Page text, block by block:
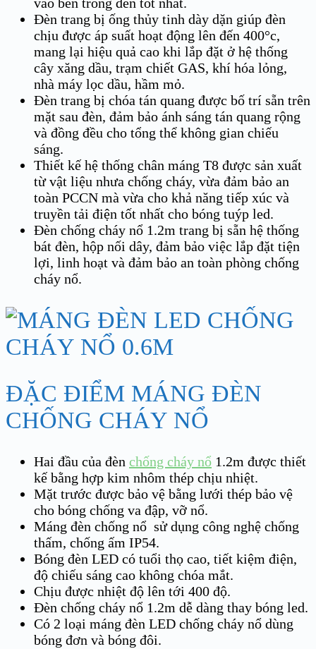
Đèn trang bị ống thủy tinh dày dặn giúp đèn
chịu được áp suất hoạt động lên đến 400°c,
mang lại hiệu quả cao khi lắp đặt ở hệ thống
cây xăng dầu, trạm chiết GAS, khí hóa lỏng,
nhà máy lọc dầu, hầm mỏ.
Đèn trang bị chóa tán quang được bố trí sẵn trên
mặt sau đèn, đảm bảo ánh sáng tán quang rộng
và đồng đều cho tổng thể không gian chiếu
sáng.
Thiết kế hệ thống chân máng T8 được sản xuất
từ vật liệu nhưa chống cháy, vừa đảm bảo an
toàn PCCN mà vừa cho khả năng tiếp xúc và
truyền tải điện tốt nhất cho bóng tuýp led.
Đèn chống cháy nổ 1.2m trang bị sẵn hệ thống
bát đèn, hộp nối dây, đảm bảo việc lắp đặt tiện
lợi, linh hoạt và đảm bảo an toàn phòng chống
cháy nổ.
ĐẶC ĐIỂM MÁNG ĐÈN
CHỐNG CHÁY NỔ
Hai đầu của đèn chống cháy nổ 1.2m được thiết
kế bằng hợp kim nhôm thép chịu nhiệt.
Mặt trước được bảo vệ bằng lưới thép bảo vệ
cho bóng chống va đập, vỡ nổ.
Máng đèn chống nổ sử dụng công nghệ chống
thấm, chống ấm IP54.
Bóng đèn LED có tuổi thọ cao, tiết kiệm điện,
độ chiếu sáng cao không chóa mắt.
Chịu được nhiệt độ lên tới 400 độ.
Đèn chống cháy nổ 1.2m dễ dàng thay bóng led.
Có 2 loại máng đèn LED chống cháy nổ dùng
bóng đơn và bóng đôi.